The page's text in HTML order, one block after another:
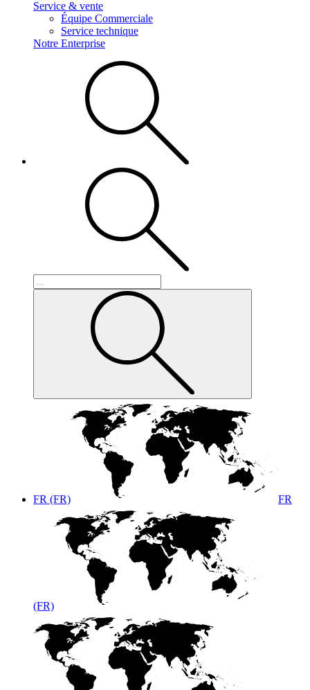
Service & vente
Équipe Commerciale
Service technique
Notre Enterprise
FR (FR) FR
(FR)